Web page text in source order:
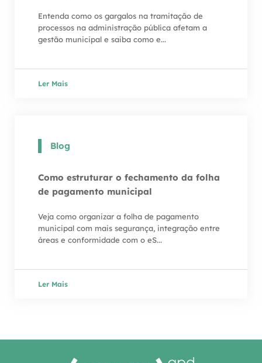
Entenda como os gargalos na tramitação de
processos na administração pública afetam a
gestão municipal e saiba como e...
Ler Mais
Blog
Como estruturar o fechamento da folha
de pagamento municipal
Veja como organizar a folha de pagamento
municipal com mais segurança, integração entre
áreas e conformidade com o eS...
Ler Mais